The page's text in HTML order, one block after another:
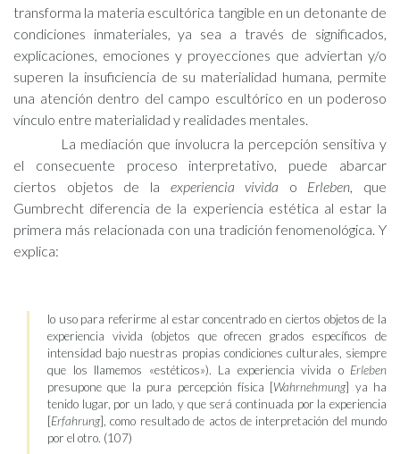
transforma la materia escultórica tangible en un detonante de
condiciones inmateriales, ya sea a través de significados,
explicaciones, emociones y proyecciones que adviertan y/o
superen la insuficiencia de su materialidad humana, permite
una atención dentro del campo escultórico en un poderoso
vínculo entre materialidad y realidades mentales.
La mediación que involucra la percepción sensitiva y
el consecuente proceso interpretativo, puede abarcar
ciertos objetos de la experiencia vivida o Erleben, que
Gumbrecht diferencia de la experiencia estética al estar la
primera más relacionada con una tradición fenomenológica. Y
explica:
lo uso para referirme al estar concentrado en ciertos objetos de la
experiencia vivida (objetos que ofrecen grados específicos de
intensidad bajo nuestras propias condiciones culturales, siempre
que los llamemos «estéticos»). La experiencia vivida o Erleben
presupone que la pura percepción física [Wahrnehmung] ya ha
tenido lugar, por un lado, y que será continuada por la experiencia
[Erfahrung], como resultado de actos de interpretación del mundo
por el otro. (107)